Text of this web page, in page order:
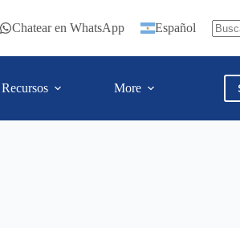
Chatear en WhatsApp Español
Recursos More